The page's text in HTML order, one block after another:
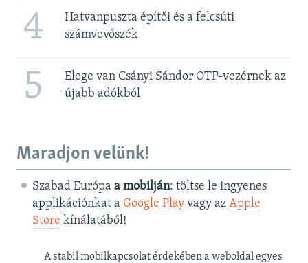
4
Hatvanpuszta építői és a felcsúti
számvevőszék
5
Elege van Csányi Sándor OTP-vezérnek az
újabb adókból
Maradjon velünk!
Szabad Európa a mobilján: töltse le ingyenes
applikációnkat a Google Playvagy az Apple
Store kínálatából!
A stabil mobilkapcsolat érdekében a weboldal egyes